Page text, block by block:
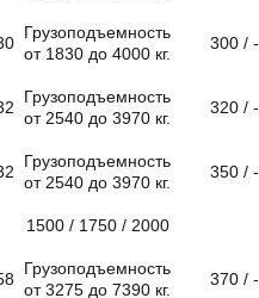
Грузоподъемность
от 1830 до 4000 кг.
300 / -
Грузоподъемность
от 2540 до 3970 кг.
320 / -
Грузоподъемность
от 2540 до 3970 кг.
350 / -
1500 / 1750 / 2000
Грузоподъемность
от 3275 до 7390 кг.
370 / -